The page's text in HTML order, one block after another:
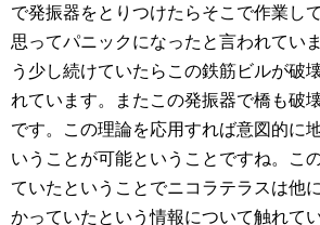
で発振器をとりつけたらそこで作業し
思ってパニックになったと言われてい
う少し続けていたらこの鉄筋ビルが破
れています。またこの発振器で橋も破
です。この理論を応用すれば意図的に
いうことが可能ということですね。こ
ていたということでニコラテラスは他
かっていたという情報について触れて